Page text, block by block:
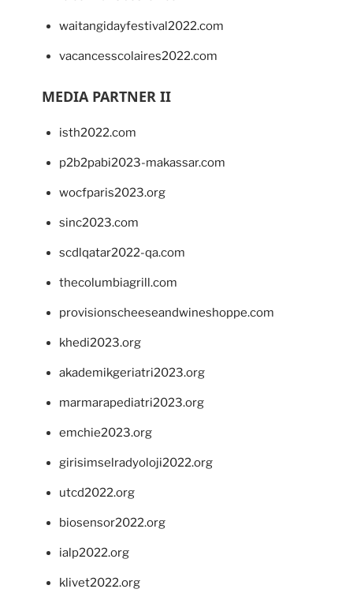
waitangidayfestival2022.com
vacancesscolaires2022.com
MEDIA PARTNER II
isth2022.com
p2b2pabi2023-makassar.com
wocfparis2023.org
sinc2023.com
scdlqatar2022-qa.com
thecolumbiagrill.com
provisionscheeseandwineshoppe.com
khedi2023.org
akademikgeriatri2023.org
marmarapediatri2023.org
emchie2023.org
girisimselradyoloji2022.org
utcd2022.org
biosensor2022.org
ialp2022.org
klivet2022.org